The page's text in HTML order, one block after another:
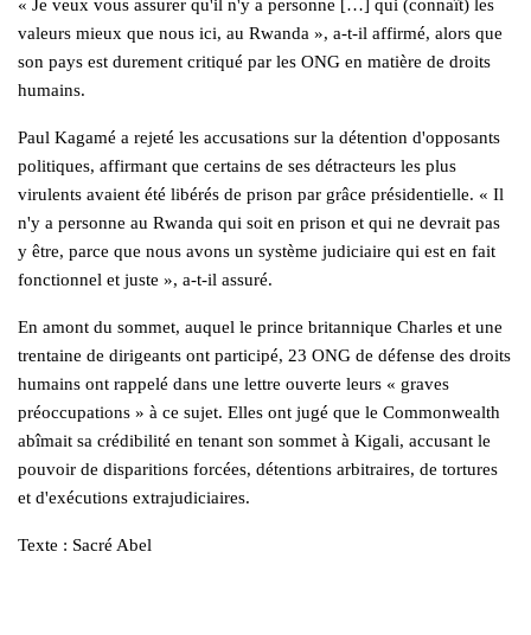
« Je veux vous assurer qu'il n'y a personne […] qui (connaît) les
valeurs mieux que nous ici, au Rwanda », a-t-il affirmé, alors que
son pays est durement critiqué par les ONG en matière de droits
humains.
Paul Kagamé a rejeté les accusations sur la détention d'opposants
politiques, affirmant que certains de ses détracteurs les plus
virulents avaient été libérés de prison par grâce présidentielle. « Il
n'y a personne au Rwanda qui soit en prison et qui ne devrait pas
y être, parce que nous avons un système judiciaire qui est en fait
fonctionnel et juste », a-t-il assuré.
En amont du sommet, auquel le prince britannique Charles et une
trentaine de dirigeants ont participé, 23 ONG de défense des droits
humains ont rappelé dans une lettre ouverte leurs « graves
préoccupations » à ce sujet. Elles ont jugé que le Commonwealth
abîmait sa crédibilité en tenant son sommet à Kigali, accusant le
pouvoir de disparitions forcées, détentions arbitraires, de tortures
et d'exécutions extrajudiciaires.
Texte : Sacré Abel